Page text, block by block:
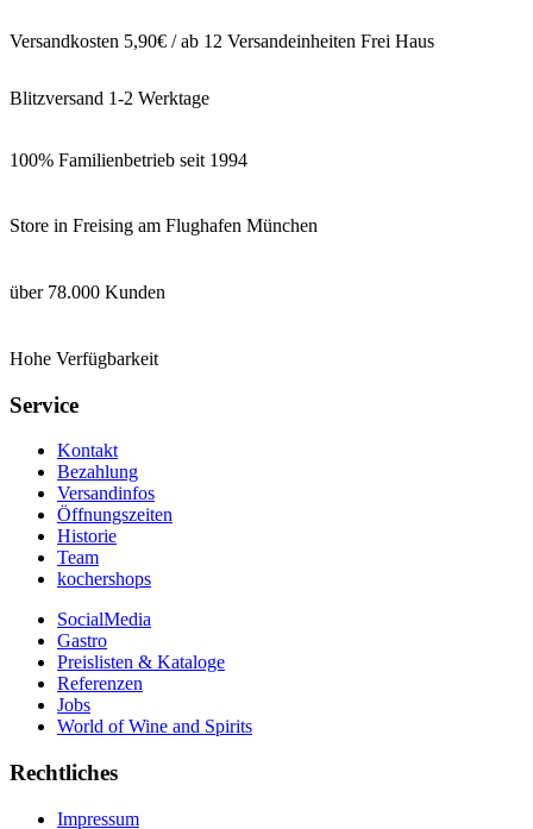
Versandkosten 5,90€ / ab 12 Versandeinheiten Frei Haus
Blitzversand 1-2 Werktage
100% Familienbetrieb seit 1994
Store in Freising am Flughafen München
über 78.000 Kunden
Hohe Verfügbarkeit
Service
Kontakt
Bezahlung
Versandinfos
Öffnungszeiten
Historie
Team
kochershops
SocialMedia
Gastro
Preislisten & Kataloge
Referenzen
Jobs
World of Wine and Spirits
Rechtliches
Impressum